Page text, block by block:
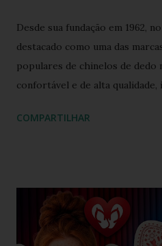
Desde sua fundação em 1962,
destacado como uma das
populares de chinelos de dedo
confortável e de alta qualidade,
coração dos consumidores em
uma marca frequentemente
descontraído e ao clima
também oferece bolsas,
COMPARTILHAR